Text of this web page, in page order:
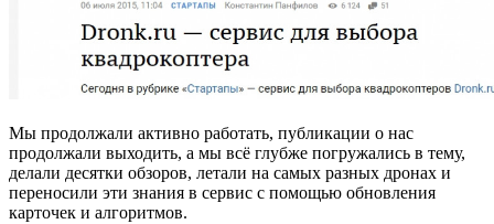
Мы продолжали активно работать, публикации о нас
продолжали выходить, а мы всё глубже погружались в тему,
делали десятки обзоров, летали на самых разных дронах и
переносили эти знания в сервис с помощью обновления
карточек и алгоритмов.